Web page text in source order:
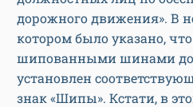
дорожного движения». В
котором было указано,
шипованными шинами
установлен
знак «Шипы». Кстати, в